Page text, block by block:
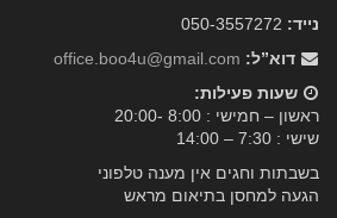
נייד:
דוא”ל: office.boo4u@gmail.com
שעות פעילות:
ראשון – חמישי : 8:00 -20:00
שישי : 7:30 – 14:00
בשבתות וחגים אין מענה טלפוני
הגעה למחסן בתיאום מראש